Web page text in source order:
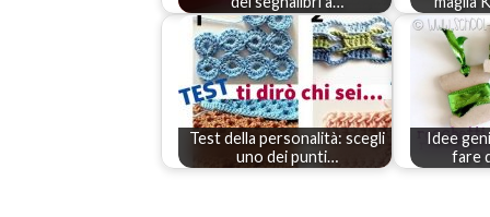
Test della personalità: scegli
uno dei punti…
Idee
fare